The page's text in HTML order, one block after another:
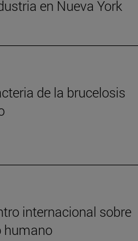
en Nueva York
de la brucelosis
internacional sobre
humano